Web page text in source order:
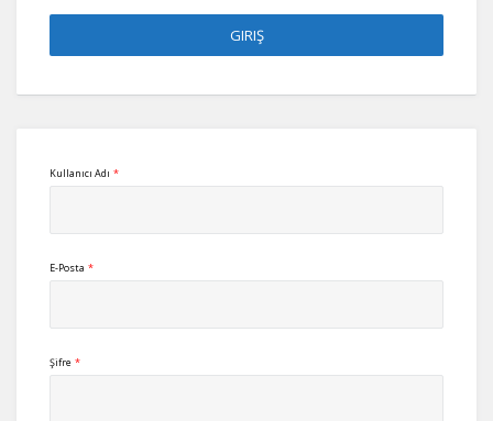
Kullanıcı Adı *
E-Posta *
Şifre *